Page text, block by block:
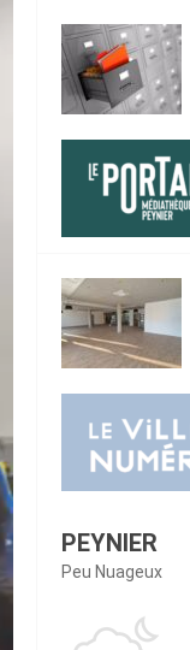
PEYNIER
Peu Nuageux